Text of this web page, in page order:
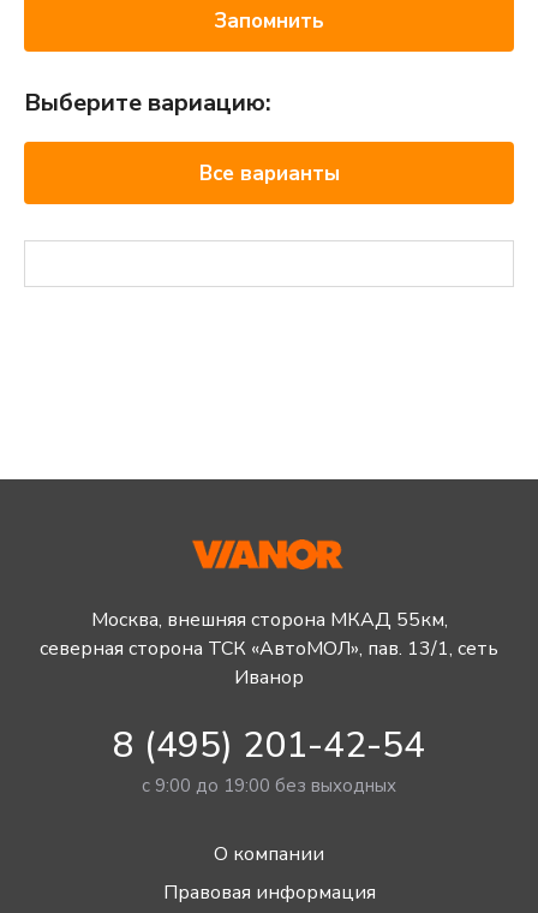
Запомнить
Выберите вариацию:
Все варианты
Москва, внешняя сторона МКАД 55км,
северная сторона ТСК «АвтоМОЛ», пав. 13/1, сеть
Иванор
8 (495) 201-42-54
с 9:00 до 19:00 без выходных
О компании
Правовая информация